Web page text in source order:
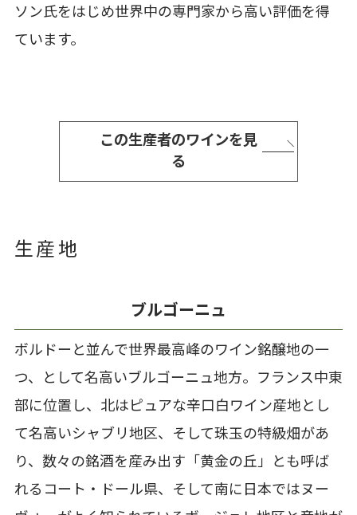
ソン氏をはじめ世界中の専門家から高い評価を得
ています。
この生産者のワインを見
る
生産地
ブルゴーニュ
ボルドーと並んで世界最高峰のワイン銘醸地の一
つ、として名高いブルゴーニュ地方。フランス中東
部に位置し、北はピュアな辛口白ワイン産地とし
て名高いシャブリ地区、そして珠玉の特級畑があ
り、数々の銘酒を産み出す「黄金の丘」とも呼ば
れるコート・ドール県、そして南に日本ではヌー